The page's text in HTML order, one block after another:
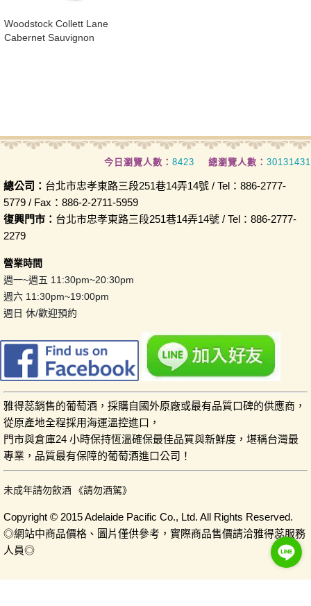
​Woodstock Collett Lane
Cabernet Sauvignon
今日瀏覽人數： 8423 總瀏覽人數： 30131431
總公司： 台北市忠孝東路三段251巷14弄14號 / Tel：886-2777-
5779 / Fax：886-2-2711-5959
復興門市： 台北市忠孝東路三段251巷14弄14號 / Tel：886-2777-
2279
營業時間
週一~週五 11:30pm~20:30pm
週六 11:30pm~19:00pm
週日 休/歡迎預約
雅得蕊銷售的葡萄酒，採購自國外原廠或最有品質口碑的供應商，
從原產地全程採用海運溫控進口，
門市與倉庫24 小時保持恆溫確保最佳品質與新鮮度，堪稱台灣最
專業，品質最有保障的葡萄酒進口公司！
未成年請勿飲酒 《請勿酒駕》
Copyright © 2015 Adelaide Pacific Co., Ltd. All Rights Reserved.
◎網站中商品價格、圖片僅供參考，實際商品售價請洽雅得蕊服務
人員◎